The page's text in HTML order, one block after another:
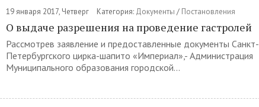
19 января 2017, Четверг Категория: Документы / Постановления
О выдаче разрешения на проведение гастролей
Рассмотрев заявление и предоставленные документы Санкт-
Петербургского цирка-шапито «Империал»,- Администрация
Муниципального образования городской...